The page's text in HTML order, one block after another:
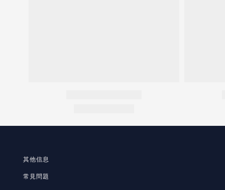
其他信息
常見問題